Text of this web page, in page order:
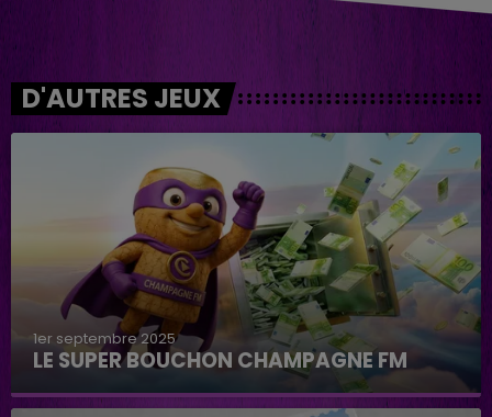
D'AUTRES JEUX
1er septembre 2025
LE SUPER BOUCHON CHAMPAGNE FM